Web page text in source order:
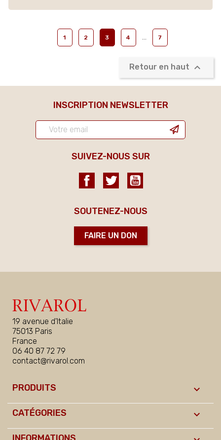
1 2 3 4 7
Retour en haut 
INSCRIPTION NEWSLETTER
SUIVEZ-NOUS SUR
FacebookTwitter
SOUTENEZ-NOUS
FAIRE UN DON
19 avenue d'Italie
75013 Paris
France
06 40 87 72 79
contact@rivarol.com
PRODUITS 
CATÉGORIES 